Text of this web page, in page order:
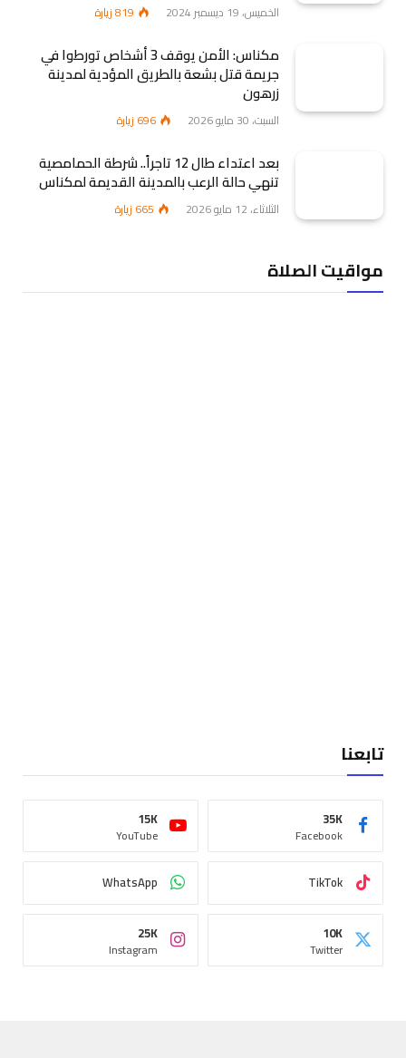
الخميس، 19 ديسمبر 2024 819زيارة
مكناس: الأمن يوقف 3 أشخاص تورطوا في
جريمة قتل بشعة بالطريق المؤدية لمدينة
زرهون
السبت، 30 مايو 2026 696 زيارة
بعد اعتداء طال 12 تاجراً.. شرطة الحمامصية
تنهي حالة الرعب بالمدينة القديمة لمكناس
الثلاثاء، 12 مايو 2026 665 زيارة
مواقيت الصلاة
تابعنا
Facebook
35K
YouTube
15K
TikTok
WhatsApp
Twitter
10K
Instagram
25K